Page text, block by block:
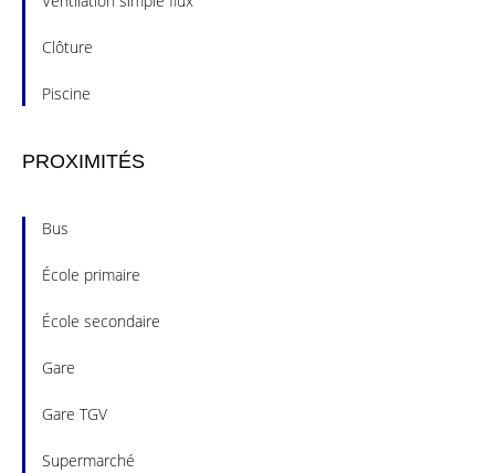
Clôture
Piscine
PROXIMITÉS
Bus
École primaire
École secondaire
Gare
Gare TGV
Supermarché